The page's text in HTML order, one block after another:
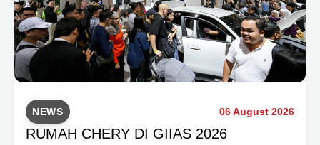
NEWS 06 August 2026
RUMAH CHERY DI GIIAS 2026